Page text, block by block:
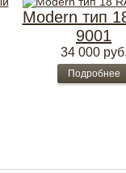
Modern тип
9001
34 000
Подробнее